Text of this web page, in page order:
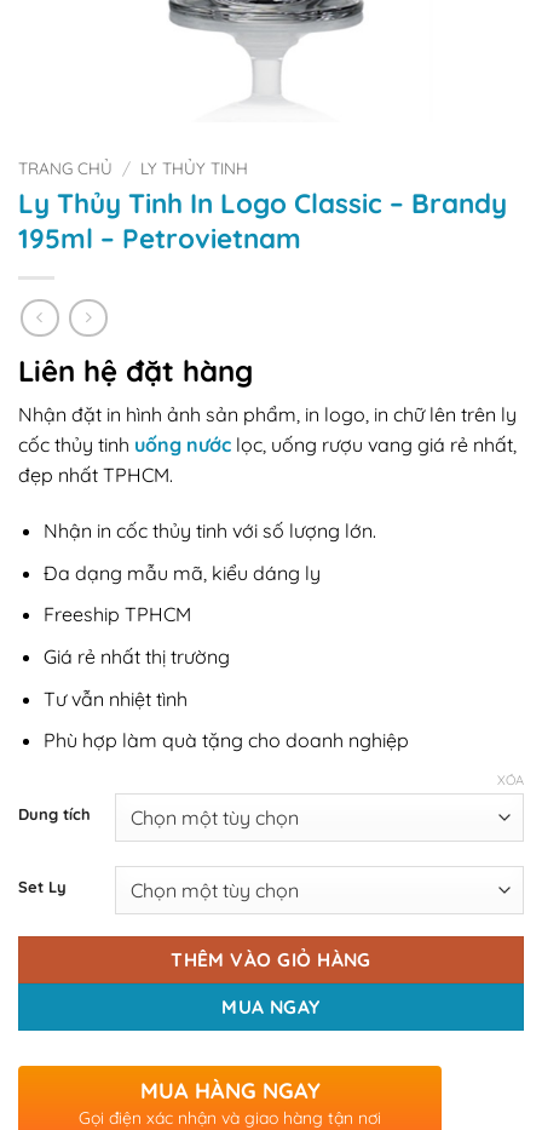
TRANG CHỦ / LY THỦY TINH
Ly Thủy Tinh In Logo Classic – Brandy
195ml – Petrovietnam
Liên hệ đặt hàng
Nhận đặt in hình ảnh sản phẩm, in logo, in chữ lên trên ly
cốc thủy tinh uống nước lọc, uống rượu vang giá rẻ nhất,
đẹp nhất TPHCM.
Nhận in cốc thủy tinh với số lượng lớn.
Đa dạng mẫu mã, kiểu dáng ly
Freeship TPHCM
Giá rẻ nhất thị trường
Tư vẫn nhiệt tình
Phù hợp làm quà tặng cho doanh nghiệp
Dung tích
Set Ly
XÓA
THÊM VÀO GIỎ HÀNG
MUA NGAY
MUA HÀNG NGAY
Gọi điện xác nhận và giao hàng tận nơi